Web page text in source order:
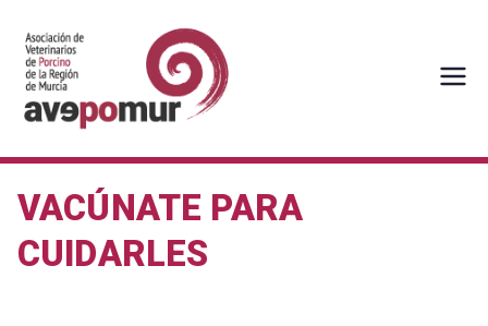
contenido
Asociación de veterinarios de
VACÚNATE PARA
CUIDARLES